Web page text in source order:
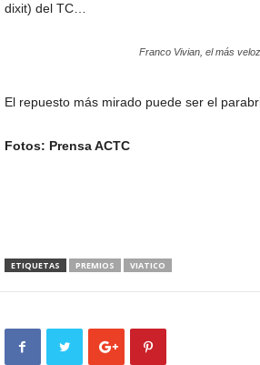
dixit) del TC…
Franco Vivian, el más
El repuesto más mirado puede ser el
Fotos: Prensa ACTC
ETIQUETAS PREMIOS VIATICO